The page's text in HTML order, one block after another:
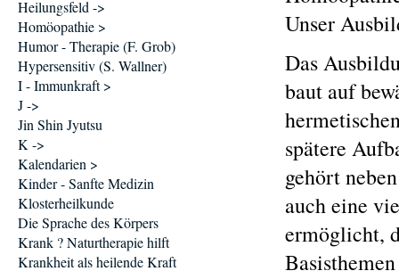
Unser
Das
baut auf
spätere
gehört
auch eine
ermöglicht,
Heilungsfeld ->
Homöopathie >
Humor - Therapie (F. Grob)
Hypersensitiv (S. Wallner)
I - Immunkraft >
J ->
Jin Shin Jyutsu
K ->
Kalendarien >
Kinder - Sanfte Medizin
Klosterheilkunde
Die Sprache des Körpers
Krank ? Naturtherapie hilft
Krankheit als heilende Kraft